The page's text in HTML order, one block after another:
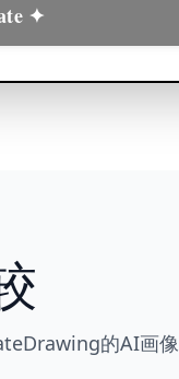
✦
的AI画像